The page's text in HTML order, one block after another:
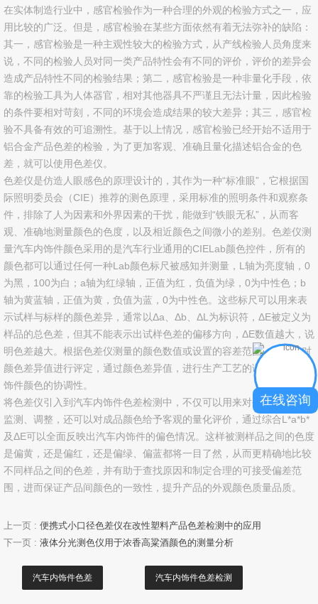
视频专区
关于我们
企业介绍
服务承诺
在线留言
联系我们
在实体制造行业中，感官检验作为一种合理的外观的检验方式之一，应
用比较的广泛。但是，感官检验在某些方面依然有着无法弥补的缺陷：
其一，感官检验是一种主观性较大的检验方式，从产线检验人员角度来
说，不同的检验人员对同一类产品特性会有不同的评价，评价的差异会
造成产品特性不同的检验结果；第二，感官检验是一种非量化手段，依
靠的检验工具为人体器官，相对其他器具不严谨且无法计量，因此检验
的条件要相对苛刻，不同的环境会造成结果的较大差异；其三，感官检
验不具备有效的可追溯性。基于以上情况，感官检验已经开始不适用于
铝合金产品色差的检验，为了更加客观、准确且量化描述铝合金的色
差，就可以使用色差仪。
色差仪是仿造人眼感色的原理设计的，其作为一种“标准眼”，它根据国
际照明委员会（CIE）推荐的测色原理，采用标准的照明条件和观察条
件，排除了人为因素和外界因素的干扰，能做到“铁眼无私”，从而客
观、准确地测量颜色的色度，以及相近颜色之间微小的差别。色差仪测
量汽车内饰件颜色采用的是汽车行业通用的CIELab颜色控件，所有的
颜色都可以通过任何一种Lab颜色标尺被感知并测量，L轴为亮度轴，0
为黑，100为白；a轴为红绿轴，正值为红，负值为绿，0为中性色；b
轴为黄蓝轴，正值为黄，负值为蓝，0为中性色。这些标尺可以用来表
示试样与标样的颜色差异，通常以Δa、Δb、ΔL为标识符，ΔE被定义为
样品的总色差，但其不能表示出试样色差的偏移方向，ΔE数值越大，说
明色差越大。根据色差仪测量的颜色数值或设置的容差范围，就可以对
颜色差异值进行评定，通过颜色差异值，进行生产工艺的调整，保证内
饰件颜色的协调性。
将色差仪引入到汽车内饰件色差检测中，不仅可以用来对生产工艺进行
监测、调整，还可以对成品颜色给予客观的量化评价，通过综合L*a*b*
及ΔE可以全面反映出汽车内饰件的偏色情况。这样被测样品之间的色度
是偏黄，还是偏红，还是偏绿、偏蓝都将一目了然，从而更精确地比较
不同样品之间的色差，并有助于查找原因和制定合理的可接受偏差范
围，进而保证产品间颜色的一致性，提升产品的外观颜色质量品质。
上一页 : 便携式小口径色差仪在改性塑料产品色差检测中的应用
下一页 : 液体分光测色仪用于浓香高粱酒颜色的测量分析
汽车内饰件色差 汽车内饰件色差检测
在线咨询